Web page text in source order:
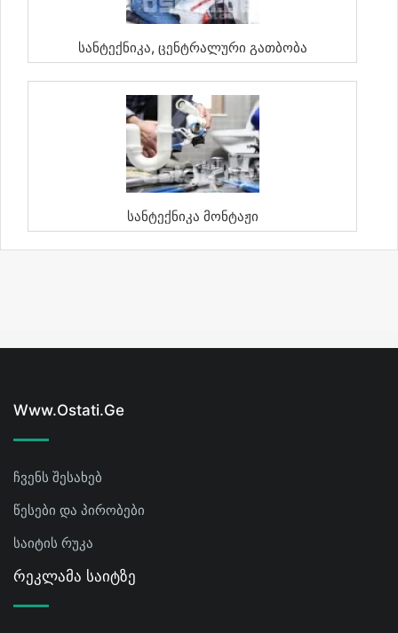
Სანტექნიკა, Ცენტრალური Გათბობა
Სანტექნიკა Მონტაჟი
Www.ostati.ge
ჩვენს შესახებ
წესები და პირობები
საიტის რუკა
Რეკლამა Საიტზე